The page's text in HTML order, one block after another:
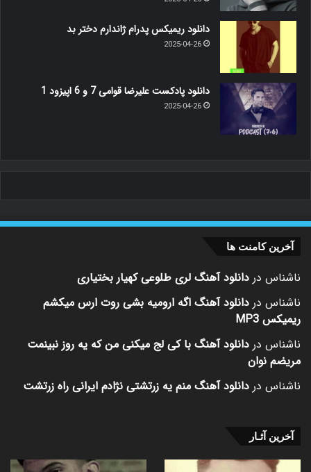
دانلود ریمیکس پدرام ژاندارم دختر بد
2025-04-26
دانلود پادکست علیرضا قوامی 7 و 6 اپیزود 1
2025-04-26
آخرین کامنت ها
ناشناس در دانلود آهنگ لری طلوعی کهیار بختیاری
ناشناس در دانلود آهنگ اگه ارومیه بشی روت ارس میکشم
ریمیکس MP3
ناشناس در دانلود آهنگ با کی لج میکنی من که یه روز نبینمت
مریضم نوان
ناشناس در دانلود آهنگ منم یه زرتشتی نژادم ایرانی راه زرتشت
آخرین آثـار